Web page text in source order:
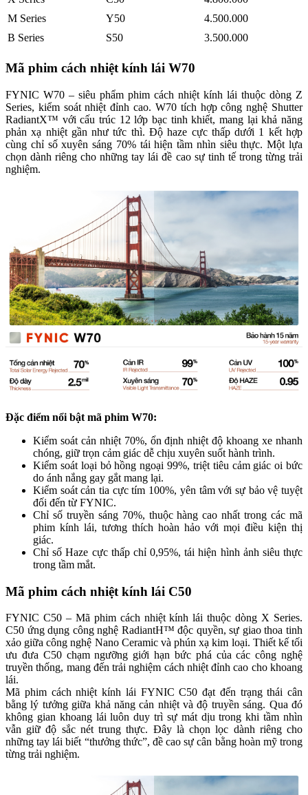
M Series
Y50
4.500.000
B Series
S50 3.500.000
Mã phim cách nhiệt kính lái W70
FYNIC W70 – siêu phẩm phim cách nhiệt kính lái thuộc dòng Z
Series, kiểm soát nhiệt đỉnh cao. W70 tích hợp công nghệ Shutter
RadiantX™ với cấu trúc 12 lớp bạc tinh khiết, mang lại khả năng
phản xạ nhiệt gần như tức thì. Độ haze cực thấp dưới 1 kết hợp
cùng chỉ số xuyên sáng 70% tái hiện tầm nhìn siêu thực. Một lựa
chọn dành riêng cho những tay lái đề cao sự tinh tế trong từng trải
nghiệm.
Đặc điểm nổi bật mã phim W70:
Kiểm soát cản nhiệt 70%, ổn định nhiệt độ khoang xe nhanh
chóng, giữ trọn cảm giác dễ chịu xuyên suốt hành trình.
Kiểm soát loại bỏ hồng ngoại 99%, triệt tiêu cảm giác oi bức
do ánh nắng gay gắt mang lại.
Kiểm soát cản tia cực tím 100%, yên tâm với sự bảo vệ tuyệt
đối đến từ FYNIC.
Chỉ số truyền sáng 70%, thuộc hàng cao nhất trong các mã
phim kính lái, tương thích hoàn hảo với mọi điều kiện thị
giác.
Chỉ số Haze cực thấp chỉ 0,95%, tái hiện hình ảnh siêu thực
trong tầm mắt.
Mã phim cách nhiệt kính lái C50
FYNIC C50 – Mã phim cách nhiệt kính lái thuộc dòng X Series.
C50 ứng dụng công nghệ RadiantH™ độc quyền, sự giao thoa tinh
xảo giữa công nghệ Nano Ceramic và phún xạ kim loại. Thiết kế tối
ưu đưa C50 chạm ngưỡng giới hạn bức phá của các công nghệ
truyền thống, mang đến trải nghiệm cách nhiệt đỉnh cao cho khoang
lái.
Mã phim cách nhiệt kính lái FYNIC C50 đạt đến trạng thái cân
bằng lý tưởng giữa khả năng cản nhiệt và độ truyền sáng. Qua đó
không gian khoang lái luôn duy trì sự mát dịu trong khi tầm nhìn
vẫn giữ độ sắc nét trung thực. Đây là chọn lọc dành riêng cho
những tay lái biết “thưởng thức”, đề cao sự cân bằng hoàn mỹ trong
từng trải nghiệm.